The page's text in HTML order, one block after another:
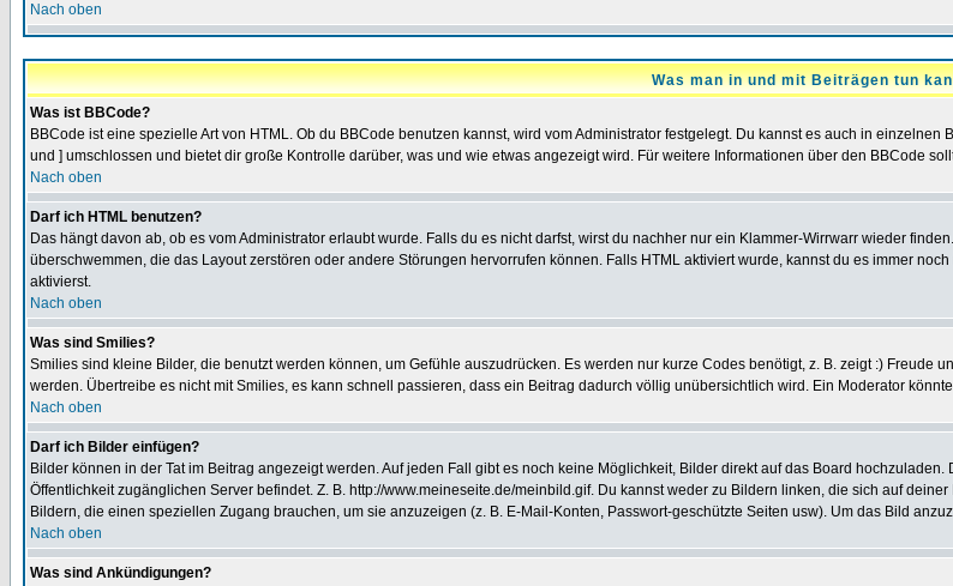
Nach oben
Was man in und mit Beiträgen tun
Was ist BBCode?
BBCode ist eine spezielle Art von HTML. Ob du BBCode benutzen kannst, wird vom Administrator festgelegt. Du kannst es auch in
und ] umschlossen und bietet dir große Kontrolle darüber, was und wie etwas angezeigt wird. Für weitere Informationen über den BBCode
Nach oben
Darf ich HTML benutzen?
Das hängt davon ab, ob es vom Administrator erlaubt wurde. Falls du es nicht darfst, wirst du nachher nur ein Klammer-Wirrwarr wieder
überschwemmen, die das Layout zerstören oder andere Störungen hervorrufen können. Falls HTML aktiviert wurde, kannst du es immer
aktivierst.
Nach oben
Was sind Smilies?
Smilies sind kleine Bilder, die benutzt werden können, um Gefühle auszudrücken. Es werden nur kurze Codes benötigt, z. B. zeigt :) Freude
werden. Übertreibe es nicht mit Smilies, es kann schnell passieren, dass ein Beitrag dadurch völlig unübersichtlich wird. Ein Moderator
Nach oben
Darf ich Bilder einfügen?
Bilder können in der Tat im Beitrag angezeigt werden. Auf jeden Fall gibt es noch keine Möglichkeit, Bilder direkt auf das Board
Öffentlichkeit zugänglichen Server befindet. Z. B. http://www.meineseite.de/meinbild.gif. Du kannst weder zu Bildern linken, die sich auf
Bildern, die einen speziellen Zugang brauchen, um sie anzuzeigen (z. B. E-Mail-Konten, Passwort-geschützte Seiten usw). Um das Bild
Nach oben
Was sind Ankündigungen?